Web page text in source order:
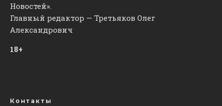
Новостей».
Главный редактор — Третьяков Олег
Александрович
18+
Контакты